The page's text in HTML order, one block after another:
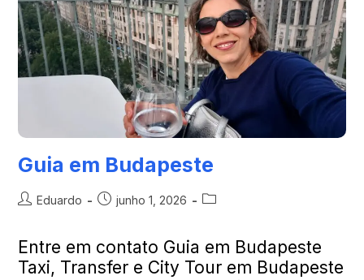
Guia em Budapeste
Eduardo junho 1, 2026
Entre em contato Guia em Budapeste
Taxi, Transfer e City Tour em Budapeste